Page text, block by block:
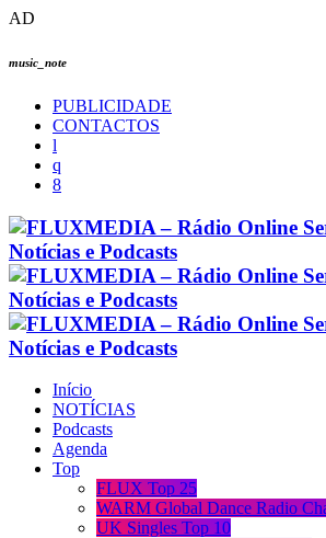
AD
music_note
PUBLICIDADE
CONTACTOS
Início
NOTÍCIAS
Podcasts
Agenda
Top
FLUX Top 25
WARM Global Dance Radio
UK Singles Top 10